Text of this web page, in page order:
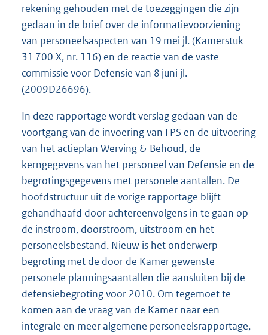
rekening gehouden met de toezeggingen die zijn
gedaan in de brief over de informatievoorziening
van personeelsaspecten van 19 mei jl. (Kamerstuk
31 700 X, nr. 116) en de reactie van de vaste
commissie voor Defensie van 8 juni jl.
(2009D26696).
In deze rapportage wordt verslag gedaan van de
voortgang van de invoering van FPS en de uitvoering
van het actieplan Werving & Behoud, de
kerngegevens van het personeel van Defensie en de
begrotingsgegevens met personele aantallen. De
hoofdstructuur uit de vorige rapportage blijft
gehandhaafd door achtereenvolgens in te gaan op
de instroom, doorstroom, uitstroom en het
personeelsbestand. Nieuw is het onderwerp
begroting met de door de Kamer gewenste
personele planningsaantallen die aansluiten bij de
defensiebegroting voor 2010. Om tegemoet te
komen aan de vraag van de Kamer naar een
integrale en meer algemene personeelsrapportage,